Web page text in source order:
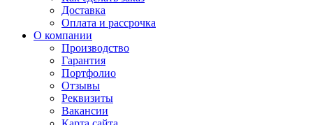
Доставка
Оплата и рассрочка
О компании
Производство
Гарантия
Портфолио
Отзывы
Реквизиты
Вакансии